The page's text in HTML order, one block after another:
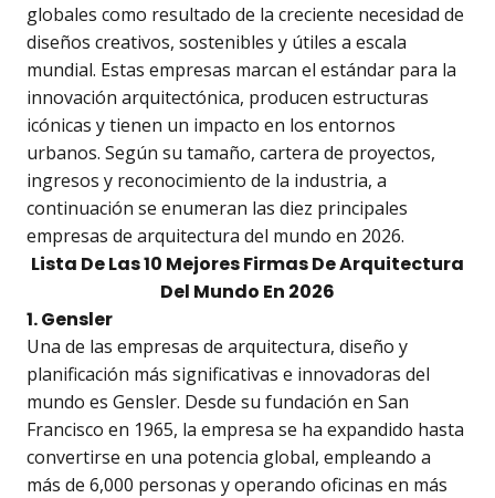
globales como resultado de la creciente necesidad de
diseños creativos, sostenibles y útiles a escala
mundial. Estas empresas marcan el estándar para la
innovación arquitectónica, producen estructuras
icónicas y tienen un impacto en los entornos
urbanos. Según su tamaño, cartera de proyectos,
ingresos y reconocimiento de la industria, a
continuación se enumeran las diez principales
empresas de arquitectura del mundo en 2026.
Lista De Las 10 Mejores Firmas De Arquitectura
Del Mundo En 2026
1. Gensler
Una de las empresas de arquitectura, diseño y
planificación más significativas e innovadoras del
mundo es Gensler. Desde su fundación en San
Francisco en 1965, la empresa se ha expandido hasta
convertirse en una potencia global, empleando a
más de 6,000 personas y operando oficinas en más